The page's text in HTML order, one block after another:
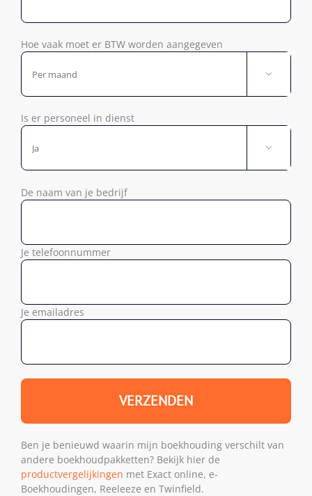
Hoe vaak moet er BTW worden aangegeven

Is er personeel in dienst

De naam van je bedrijf
Je telefoonnummer
Je emailadres
Ben je benieuwd waarin mijn boekhouding verschilt van
andere boekhoudpakketten? Bekijk hier de
productvergelijkingen met Exact online, e-
Boekhoudingen, Reeleeze en Twinfield.